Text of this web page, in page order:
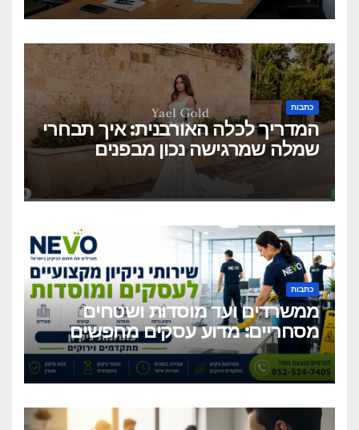
כתבות
המדריך לכלה האורבנית: איך תבחרי
שמלה שמרגישה נכון מבפנים
ונראית מושלם מבחוץ?
כתבות
ממשרדים ועד מוסדות ושטחים
מסחריים: מדוע עסקים מחפשים
כיום שירותי ניקיון מקצועיים
וגמישים?